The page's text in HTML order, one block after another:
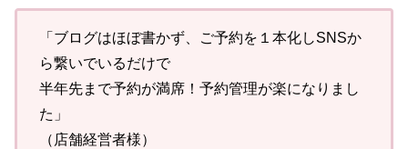
「ブログはほぼ書かず、ご予約を１本化しSNSか
ら繋いでいるだけで
半年先まで予約が満席！予約管理が楽になりまし
た」
（店舗経営者様）